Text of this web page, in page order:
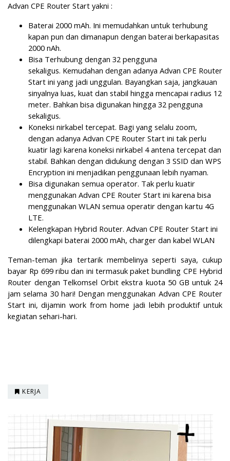
Advan CPE Router Start yakni :
Baterai 2000 mAh. Ini memudahkan untuk terhubung
kapan pun dan dimanapun dengan baterai berkapasitas
2000 nAh.
Bisa Terhubung dengan 32 pengguna
sekaligus. Kemudahan dengan adanya Advan CPE Router
Start ini yang jadi unggulan. Bayangkan saja, jangkauan
sinyalnya luas, kuat dan stabil hingga mencapai radius 12
meter. Bahkan bisa digunakan hingga 32 pengguna
sekaligus.
Koneksi nirkabel tercepat. Bagi yang selalu zoom,
dengan adanya Advan CPE Router Start ini tak perlu
kuatir lagi karena koneksi nirkabel 4 antena tercepat dan
stabil. Bahkan dengan didukung dengan 3 SSID dan WPS
Encryption ini menjadikan penggunaan lebih nyaman.
Bisa digunakan semua operator. Tak perlu kuatir
menggunakan Advan CPE Router Start ini karena bisa
menggunakan WLAN semua operatir dengan kartu 4G
LTE.
Kelengkapan Hybrid Router. Advan CPE Router Start ini
dilengkapi baterai 2000 mAh, charger dan kabel WLAN
Teman-teman jika tertarik membelinya seperti saya, cukup
bayar Rp 699 ribu dan ini termasuk paket bundling CPE Hybrid
Router dengan Telkomsel Orbit ekstra kuota 50 GB untuk 24
jam selama 30 hari! Dengan menggunakan Advan CPE Router
Start ini, dijamin work from home jadi lebih produktif untuk
kegiatan sehari-hari.
KERJA